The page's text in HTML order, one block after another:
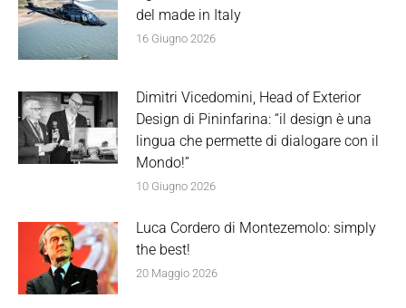
del made in Italy
16 Giugno 2026
Dimitri Vicedomini, Head of Exterior
Design di Pininfarina: “il design è una
lingua che permette di dialogare con il
Mondo!”
10 Giugno 2026
Luca Cordero di Montezemolo: simply
the best!
20 Maggio 2026